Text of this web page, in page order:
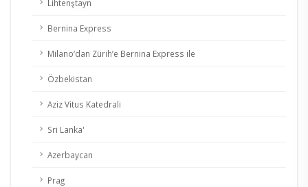
Lihtenştayn
Bernina Express
Milano‘dan Zürih’e Bernina Express ile
Özbekistan
Aziz Vitus Katedrali
Sri Lanka'
Azerbaycan
Prag